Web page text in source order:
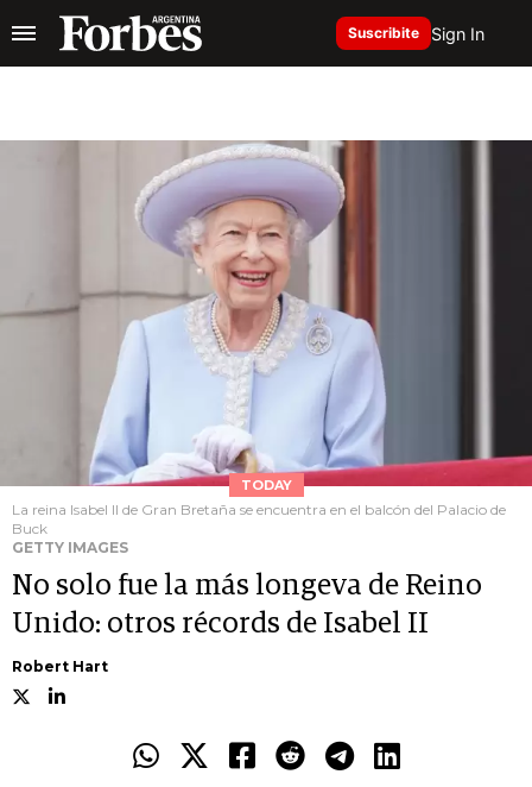
Suscribite Sign In
TODAY
La reina Isabel II de Gran Bretaña se encuentra en el balcón del Palacio de
Buck
GETTY IMAGES
No solo fue la más longeva de Reino
Unido: otros récords de Isabel II
Robert Hart